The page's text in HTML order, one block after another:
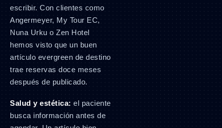
escribir. Con clientes como
Angermeyer, My Tour EC,
Nuna Urku o Zen Hotel
hemos visto que un buen
artículo evergreen de destino
trae reservas doce meses
después de publicado.
Salud y estética: el paciente
busca información antes de